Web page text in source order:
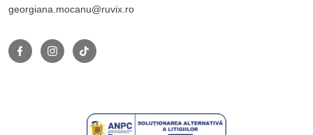
georgiana.mocanu@ruvix.ro